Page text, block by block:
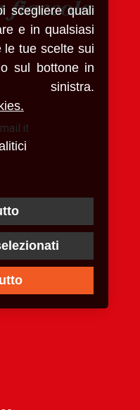
scegliere quali
e in qualsiasi
le tue scelte sui
sul bottone in